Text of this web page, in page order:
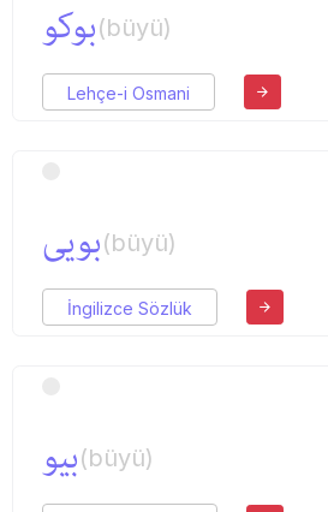
بوكو(büyü)
Lehçe-i Osmani
بویی(büyü)
İngilizce Sözlük
بیو(büyü)